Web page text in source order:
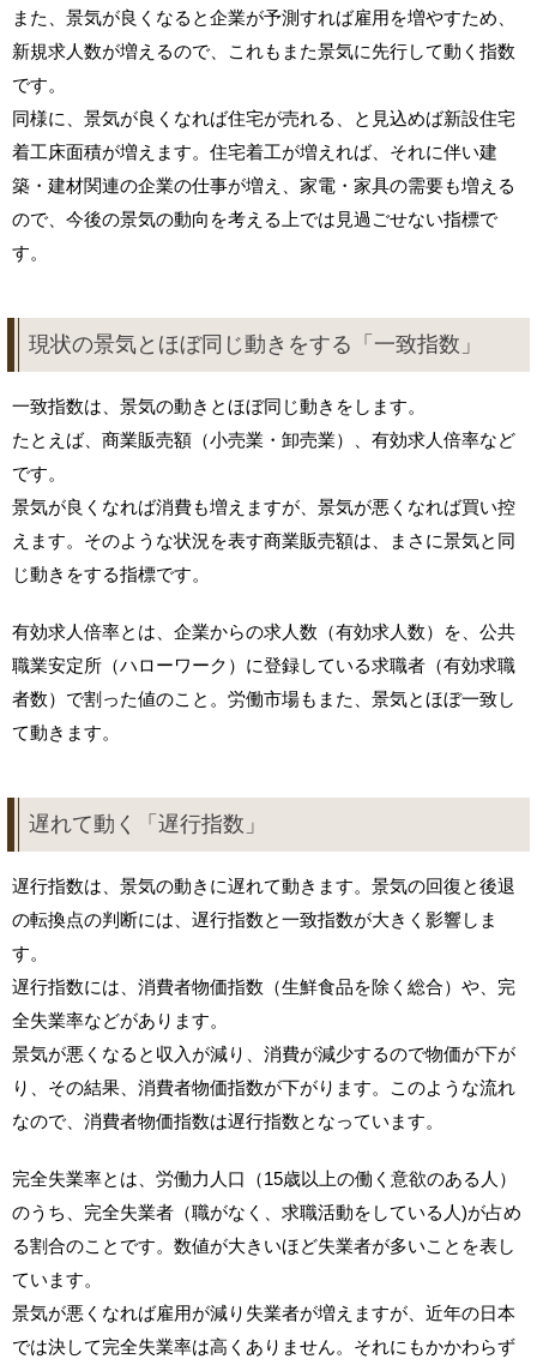
また、景気が良くなると企業が予測すれば雇用を増やすため、
新規求人数が増えるので、これもまた景気に先行して動く指数
です。
同様に、景気が良くなれば住宅が売れる、と見込めば新設住宅
着工床面積が増えます。住宅着工が増えれば、それに伴い建
築・建材関連の企業の仕事が増え、家電・家具の需要も増える
ので、今後の景気の動向を考える上では見過ごせない指標で
す。
現状の景気とほぼ同じ動きをする「一致指数」
一致指数は、景気の動きとほぼ同じ動きをします。
たとえば、商業販売額（小売業・卸売業）、有効求人倍率など
です。
景気が良くなれば消費も増えますが、景気が悪くなれば買い控
えます。そのような状況を表す商業販売額は、まさに景気と同
じ動きをする指標です。
有効求人倍率とは、企業からの求人数（有効求人数）を、公共
職業安定所（ハローワーク）に登録している求職者（有効求職
者数）で割った値のこと。労働市場もまた、景気とほぼ一致し
て動きます。
遅れて動く「遅行指数」
遅行指数は、景気の動きに遅れて動きます。景気の回復と後退
の転換点の判断には、遅行指数と一致指数が大きく影響しま
す。
遅行指数には、消費者物価指数（生鮮食品を除く総合）や、完
全失業率などがあります。
景気が悪くなると収入が減り、消費が減少するので物価が下が
り、その結果、消費者物価指数が下がります。このような流れ
なので、消費者物価指数は遅行指数となっています。
完全失業率とは、労働力人口（15歳以上の働く意欲のある人）
のうち、完全失業者（職がなく、求職活動をしている人)が占め
る割合のことです。数値が大きいほど失業者が多いことを表し
ています。
景気が悪くなれば雇用が減り失業者が増えますが、近年の日本
では決して完全失業率は高くありません。それにもかかわらず